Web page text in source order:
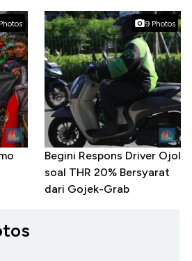
9 Photos
Begini Respons Driver Ojol
soal THR 20% Bersyarat
dari Gojek-Grab